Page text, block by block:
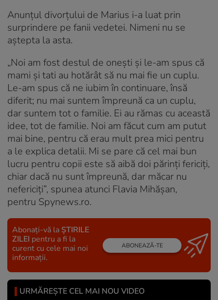
Anunțul divorțului de Marius i-a luat prin
surprindere pe fanii vedetei. Nimeni nu se
aștepta la asta.
„Noi am fost destul de onești și le-am spus că
mami și tati au hotărât să nu mai fie un cuplu.
Le-am spus că ne iubim în continuare, însă
diferit; nu mai suntem împreună ca un cuplu,
dar suntem tot o familie. Ei au rămas cu această
idee, tot de familie. Noi am făcut cum am putut
mai bine, pentru că erau mult prea mici pentru
a le explica detalii. Mi se pare că cel mai bun
lucru pentru copii este să aibă doi părinți fericiți,
chiar dacă nu sunt împreună, dar măcar nu
nefericiți”, spunea atunci Flavia Mihășan,
pentru Spynews.ro.
Abonați-vă la ȘTIRILE
ZILEI pentru a fi la
curent cu cele mai noi
informații.
ABONEAZĂ-TE
URMĂREȘTE CEL MAI NOU VIDEO